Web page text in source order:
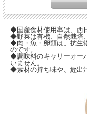
◆国産食材使用率は、西
◆野菜は有機、自然栽培
◆肉・魚・卵類は、抗生
のです。
◆調味料のキャリーオー
いません。
◆素材の持ち味や、鰹出